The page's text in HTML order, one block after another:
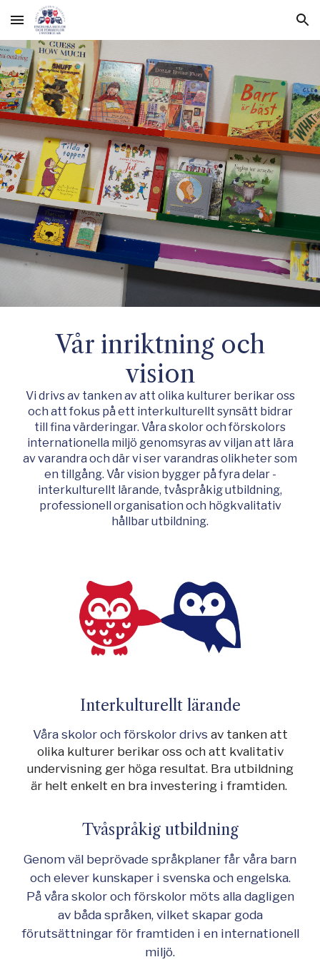
Skip to main content Skip to navigation
Vår inriktning och
vision
Vi drivs av tanken av att olika kulturer berikar oss
och att fokus på ett interkulturellt synsätt bidrar
till fina värderingar. Våra skolor och förskolors
internationella miljö genomsyras av viljan att lära
av varandra och där vi ser varandras olikheter som
en tillgång. Vår vision bygger på fyra delar -
interkulturellt lärande, tvåspråkig utbildning,
professionell organisation och högkvalitativ
hållbar utbildning.
Interkulturellt lärande
Våra skolor och förskolor drivs av tanken att
olika kulturer berikar oss och att kvalitativ
undervisning ger höga resultat. Bra utbildning
är helt enkelt en bra investering i framtiden.
Tvåspråkig utbildning
Genom väl beprövade språkplaner får våra barn
och elever kunskaper i svenska och engelska.
På våra skolor och förskolor möts alla dagligen
av båda språken, vilket skapar goda
förutsättningar för framtiden i en internationell
miljö.